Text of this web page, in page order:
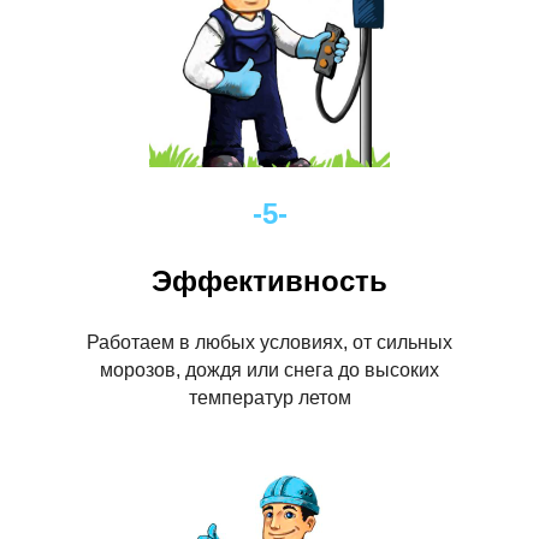
-5-
Эффективность
Работаем в любых условиях, от сильных
морозов, дождя или снега до высоких
температур летом